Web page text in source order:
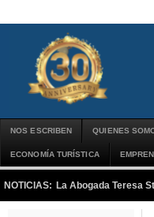
NOS ESCRIBEN QUIENES
ECONOMÍA TURÍSTICA
NOTICIAS: La Abogada Teresa